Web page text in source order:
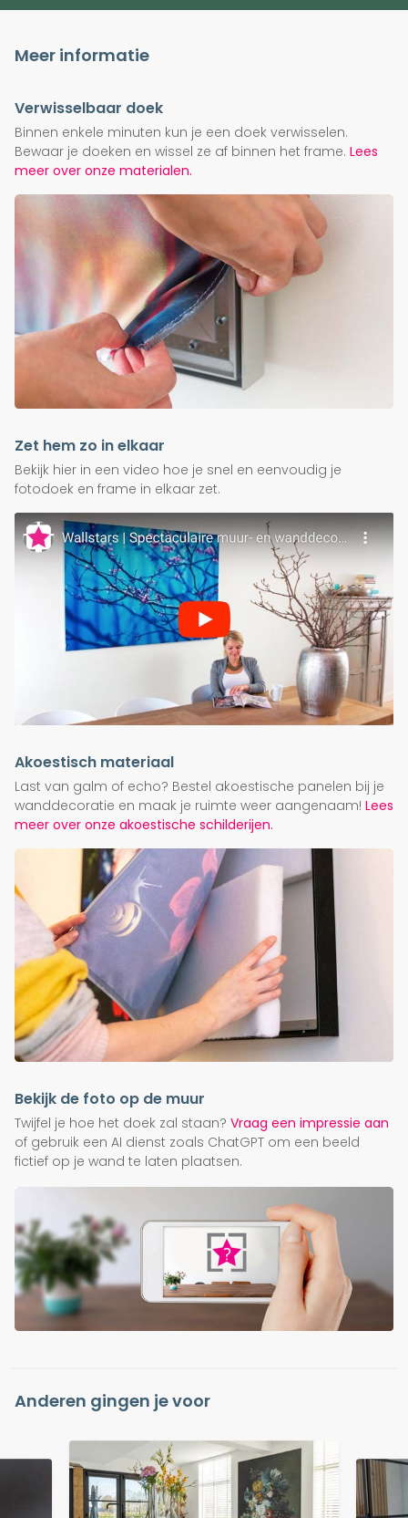
Meer informatie
Verwisselbaar doek
Binnen enkele minuten kun je een doek verwisselen.
Bewaar je doeken en wissel ze af binnen het frame. Lees
meer over onze materialen.
Zet hem zo in elkaar
Bekijk hier in een video hoe je snel en eenvoudig je
fotodoek en frame in elkaar zet.
Akoestisch materiaal
Last van galm of echo? Bestel akoestische panelen bij je
wanddecoratie en maak je ruimte weer aangenaam! Lees
meer over onze akoestische schilderijen.
Bekijk de foto op de muur
Twijfel je hoe het doek zal staan? Vraag een impressie aan
of gebruik een AI dienst zoals ChatGPT om een beeld
fictief op je wand te laten plaatsen.
Anderen gingen je voor